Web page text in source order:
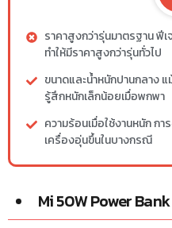
ราคาสูงกว่ารุ่นมาตรฐาน ฟี
ทำให้มีราคาสูงกว่ารุ่นทั่วไป
ขนาดและน้ำหนักปานกลาง
รู้สึกหนักเล็กน้อยเมื่อพกพา
ความร้อนเมื่อใช้งานหนัก ก
เครื่องอุ่นขึ้นในบางกรณี
Mi 50W Power